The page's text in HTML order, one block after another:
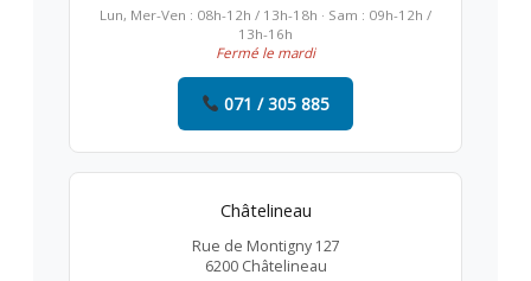
Lun, Mer-Ven : 08h-12h / 13h-18h · Sam : 09h-12h /
13h-16h
Fermé le mardi
071 / 305 885
Châtelineau
Rue de Montigny 127
6200 Châtelineau